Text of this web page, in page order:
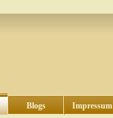
Blogs Impressum